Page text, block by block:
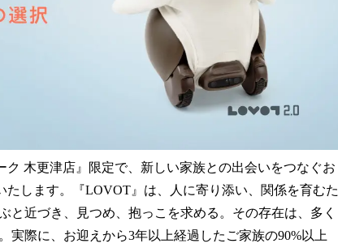
木更津店』限定で、新しい家族との出会いをつなぐお
たします。『LOVOT』は、人に寄り添い、関係を育むた
と近づき、見つめ、抱っこを求める。その存在は、多く
実際に、お迎えから3年以上経過したご家族の90%以上